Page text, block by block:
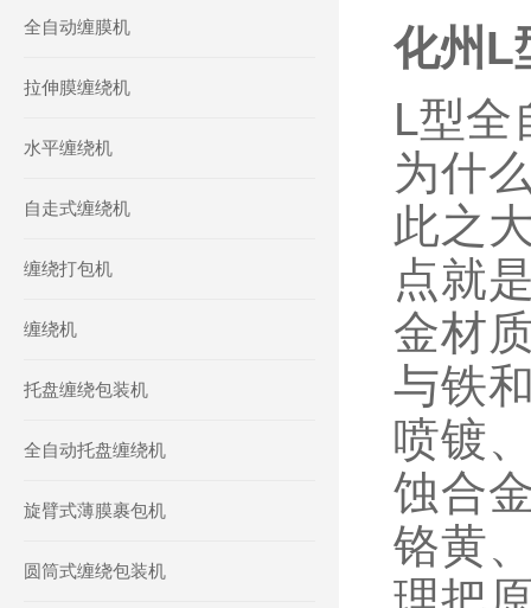
全自动缠膜机
拉伸膜缠绕机
水平缠绕机
自走式缠绕机
缠绕打包机
缠绕机
托盘缠绕包装机
全自动托盘缠绕机
旋臂式薄膜裹包机
圆筒式缠绕包装机
化州L
L型全
为什
此之
点就
金材
与铁
喷镀
蚀合
铬黄